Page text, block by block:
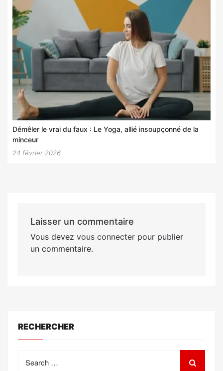
Démêler le vrai du faux : Le Yoga, allié insoupçonné de la
minceur
24 février 2026
Laisser un commentaire
Vous devez vous connecterpour publier
un commentaire.
RECHERCHER
for: